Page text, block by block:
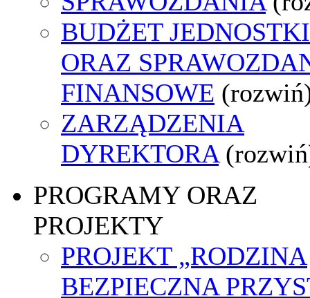
BUDŻET JEDNOSTKI
ORAZ
FINANSOWE
ZARZĄDZENIA
DYREKTORA
PROGRAMY ORAZ
PROJEKTY
PROJEKT „RODZINA
BEZPIECZNA